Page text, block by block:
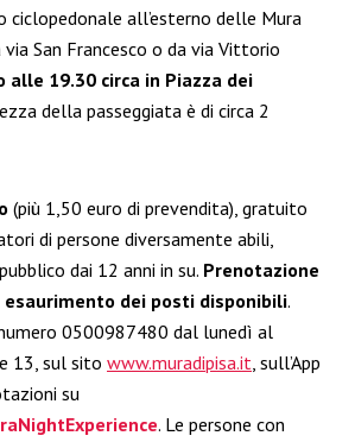
ciclopedonale all’esterno delle Mura
via San Francesco o da via Vittorio
alle 19.30 circa in Piazza dei
della passeggiata è di circa 2
(più 1,50 euro di prevendita), gratuito
di persone diversamente abili,
dai 12 anni in su. Prenotazione
dei posti disponibili.
0500987480 dal lunedì al
13, sul sito www.muradipisa.it, sull’App
su
. Le persone con